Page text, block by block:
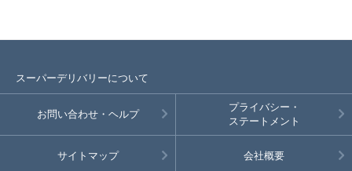
スーパーデリバリーについて
お問い合わせ・ヘルプ
プライバシー・
ステートメント
サイトマップ 会社概要